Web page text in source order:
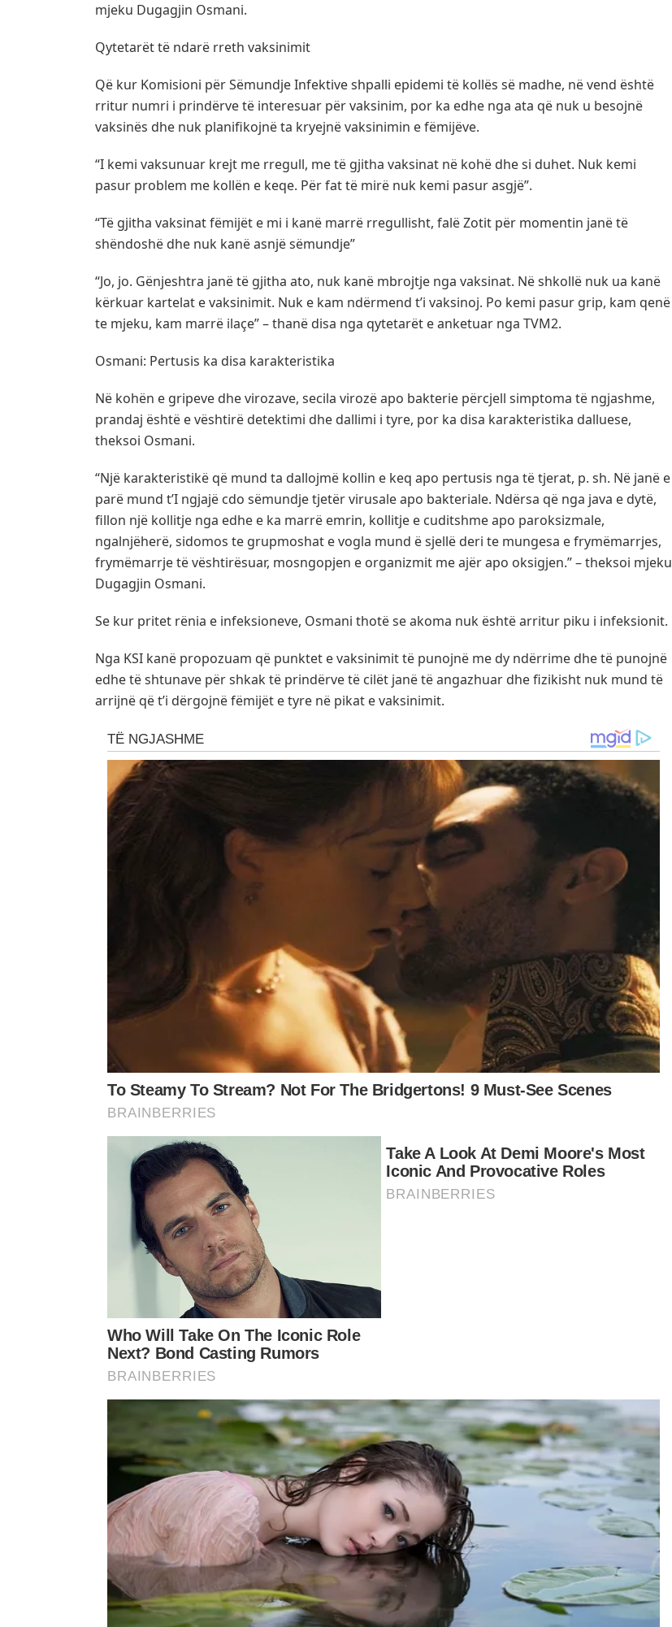
mjeku Dugagjin Osmani.
Qytetarët të ndarë rreth vaksinimit
Që kur Komisioni për Sëmundje Infektive shpalli epidemi të kollës së madhe, në vend është
rritur numri i prindërve të interesuar për vaksinim, por ka edhe nga ata që nuk u besojnë
vaksinës dhe nuk planifikojnë ta kryejnë vaksinimin e fëmijëve.
“I kemi vaksunuar krejt me rregull, me të gjitha vaksinat në kohë dhe si duhet. Nuk kemi
pasur problem me kollën e keqe. Për fat të mirë nuk kemi pasur asgjë”.
“Të gjitha vaksinat fëmijët e mi i kanë marrë rregullisht, falë Zotit për momentin janë të
shëndoshë dhe nuk kanë asnjë sëmundje”
“Jo, jo. Gënjeshtra janë të gjitha ato, nuk kanë mbrojtje nga vaksinat. Në shkollë nuk ua kanë
kërkuar kartelat e vaksinimit. Nuk e kam ndërmend t’i vaksinoj. Po kemi pasur grip, kam qenë
te mjeku, kam marrë ilaçe” – thanë disa nga qytetarët e anketuar nga TVM2.
Osmani: Pertusis ka disa karakteristika
Në kohën e gripeve dhe virozave, secila virozë apo bakterie përcjell simptoma të ngjashme,
prandaj është e vështirë detektimi dhe dallimi i tyre, por ka disa karakteristika dalluese,
theksoi Osmani.
“Një karakteristikë që mund ta dallojmë kollin e keq apo pertusis nga të tjerat, p. sh. Në janë e
parë mund t’I ngjajë cdo sëmundje tjetër virusale apo bakteriale. Ndërsa që nga java e dytë,
fillon një kollitje nga edhe e ka marrë emrin, kollitje e cuditshme apo paroksizmale,
ngalnjëherë, sidomos te grupmoshat e vogla mund ë sjellë deri te mungesa e frymëmarrjes,
frymëmarrje të vështirësuar, mosngopjen e organizmit me ajër apo oksigjen.” – theksoi mjeku
Dugagjin Osmani.
Se kur pritet rënia e infeksioneve, Osmani thotë se akoma nuk është arritur piku i infeksionit.
Nga KSI kanë propozuam që punktet e vaksinimit të punojnë me dy ndërrime dhe të punojnë
edhe të shtunave për shkak të prindërve të cilët janë të angazhuar dhe fizikisht nuk mund të
arrijnë që t’i dërgojnë fëmijët e tyre në pikat e vaksinimit.